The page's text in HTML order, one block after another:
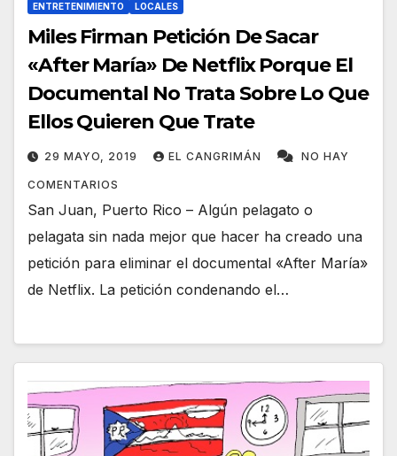
ENTRETENIMIENTO LOCALES
Miles Firman Petición De Sacar
«After María» De Netflix Porque El
Documental No Trata Sobre Lo Que
Ellos Quieren Que Trate
29 MAYO, 2019 EL CANGRIMÁN NO HAY
COMENTARIOS
San Juan, Puerto Rico – Algún pelagato o
pelagata sin nada mejor que hacer ha creado una
petición para eliminar el documental «After María»
de Netflix. La petición condenando el…